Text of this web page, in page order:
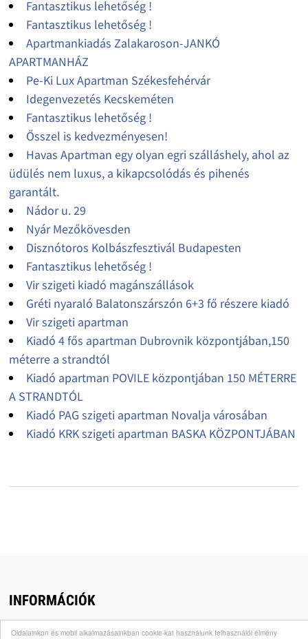
Oldalainkon és mobil alkalmazásainkban cookie-kat használunk felhasználói élmény
Fantasztikus lehetőség !
Fantasztikus lehetőség !
Apartmankiadás Zalakaroson-JANKÓ
APARTMANHÁZ
Pe-Ki Lux Apartman Székesfehérvár
Idegenvezetés Kecskeméten
Fantasztikus lehetőség !
Ősszel is kedvezményesen!
Havas Apartman egy olyan egri szálláshely, ahol az
üdülés nem luxus, a kikapcsolódás és pihenés
garantált.
Nádor u. 29
Nyár Mezőkövesden
Disznótoros Kolbászfesztivál Budapesten
Fantasztikus lehetőség !
Vir szigeti kiadó magánszállások
Gréti nyaraló Balatonszárszón 6+3 fő részere kiadó
Vir szigeti apartman
Kiadó 4 fős apartman Dubrovnik központjában,150
méterre a strandtól
Kiadó apartman POVILE központjában 150 MÉTERRE
A STRANDTÓL
Kiadó PAG szigeti apartman Novalja városában
Kiadó KRK szigeti apartman BASKA KÖZPONTJÁBAN
INFORMÁCIÓK
Utazás, pihenés, kikapcsolódás, ingyenes hirdetések,